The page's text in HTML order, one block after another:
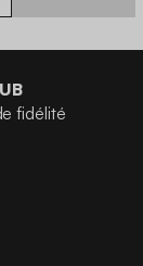
fidélité